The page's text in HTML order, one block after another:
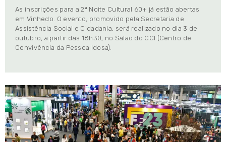
As inscrições para a 2ª Noite Cultural 60+ já estão abertas
em Vinhedo. O evento, promovido pela Secretaria de
Assistência Social e Cidadania, será realizado no dia 3 de
outubro, a partir das 18h30, no Salão do CCI (Centro de
Convivência da Pessoa Idosa).